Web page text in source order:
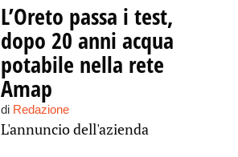
L’Oreto passa i test,
dopo 20 anni acqua
potabile nella rete
Amap
di Redazione
L'annuncio dell'azienda